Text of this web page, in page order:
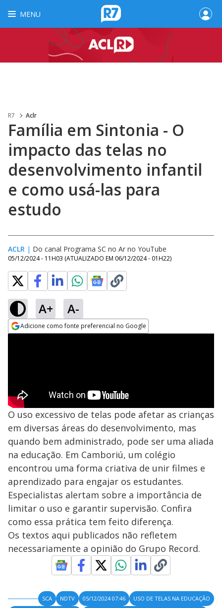
MENU
R7 Aclr
Família em Sintonia - O
impacto das telas no
desenvolvimento infantil
e como usá-las para
estudo
ACLR | Do canal Programa SC no Ar no YouTube
05/12/2024 - 11H03 (ATUALIZADO EM 06/12/2024 - 01H22)
A+ A-
Adicione como fonte preferencial no Google
O uso excessivo de telas pode afetar as crianças
em diversas áreas do desenvolvimento, mas
quando bem administrado, pode ser uma aliada
na educação. Em Camboriú, um colégio
encontrou uma forma criativa de unir filmes e
aprendizado para engajar os estudantes.
Especialistas alertam sobre a importância de
limitar o uso e garantir supervisão. Confira
como essa prática tem feito diferença.
Os textos aqui publicados não refletem
necessariamente a opinião do Grupo Record.
SCA NDTV 05/12/2024 07:46
USO DE TELAS NA EDUCAÇÃO